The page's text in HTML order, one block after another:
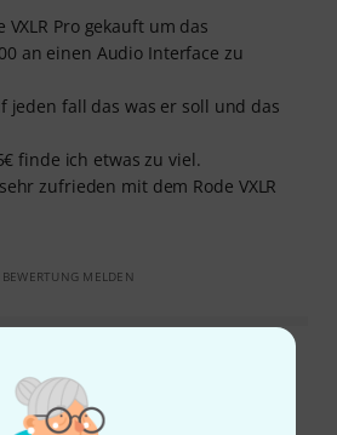
Pro gekauft um das
an einen Audio Interface zu
jeden fall das was er soll und das
finde ich etwas zu viel.
zufrieden mit dem Rode VXLR
BEWERTUNG MELDEN
31.07.2021